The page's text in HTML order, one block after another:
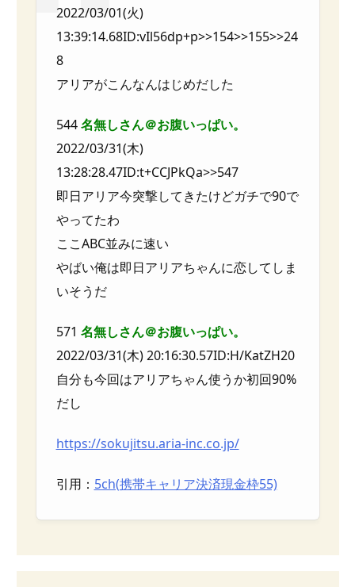
2022/03/01(火)
13:39:14.68ID:vIl56dp+p>>154>>155>>24
8
アリアがこんなんはじめだした
544名無しさん＠お腹いっぱい。
2022/03/31(木)
13:28:28.47ID:t+CCJPkQa>>547
即日アリア今突撃してきたけどガチで90で
やってたわ
ここABC並みに速い
やばい俺は即日アリアちゃんに恋してしま
いそうだ
571 名無しさん＠お腹いっぱい。
2022/03/31(木) 20:16:30.57ID:H/KatZH20
自分も今回はアリアちゃん使うか初回90%
だし
https://sokujitsu.aria-inc.co.jp/
引用： 5ch(携帯キャリア決済現金枠55)